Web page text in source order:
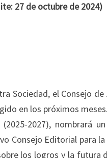
27 de octubre de 2024)
Sociedad, el Consejo
en los próximos
2027), nombrará
Consejo Editorial para
los logros y la futura